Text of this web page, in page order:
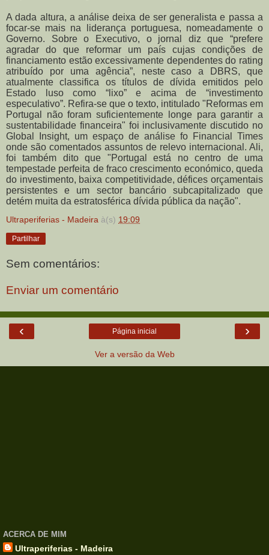
A dada altura, a análise deixa de ser generalista e passa a
focar-se mais na liderança portuguesa, nomeadamente o
Governo. Sobre o Executivo, o jornal diz que “prefere
agradar do que reformar um país cujas condições de
financiamento estão excessivamente dependentes do rating
atribuído por uma agência”, neste caso a DBRS, que
atualmente classifica os títulos de dívida emitidos pelo
Estado luso como “lixo” e acima de “investimento
especulativo”. Refira-se que o texto, intitulado "Reformas em
Portugal não foram suficientemente longe para garantir a
sustentabilidade financeira" foi inclusivamente discutido no
Global Insight, um espaço de análise fo Financial Times
onde são comentados assuntos de relevo internacional. Ali,
foi também dito que "Portugal está no centro de uma
tempestade perfeita de fraco crescimento económico, queda
do investimento, baixa competitividade, défices orçamentais
persistentes e um sector bancário subcapitalizado que
detém muita da estratosférica dívida pública da nação".
Ultraperiferias - Madeira à(s) 19:09
Partilhar
Sem comentários:
Enviar um comentário
‹ ›
Página inicial
Ver a versão da Web
ACERCA DE MIM
Ultraperiferias - Madeira